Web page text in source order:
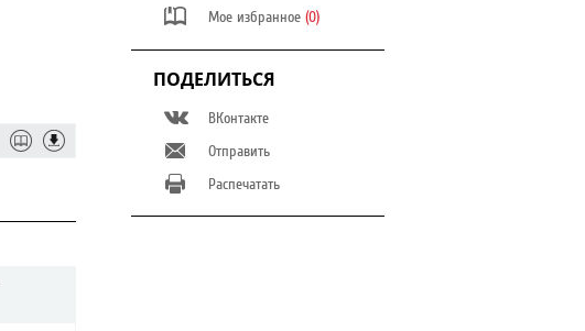
Мое избранное (0)
ПОДЕЛИТЬСЯ
ВКонтакте
Отправить
Распечатать